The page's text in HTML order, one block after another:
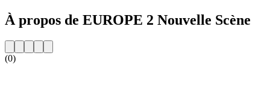
À propos de EUROPE 2 Nouvelle Scène
(0)